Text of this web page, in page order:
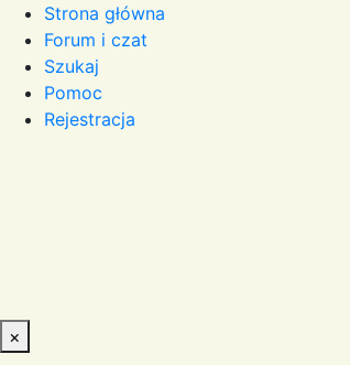
Strona główna
Forum i czat
Szukaj
Pomoc
Rejestracja
×